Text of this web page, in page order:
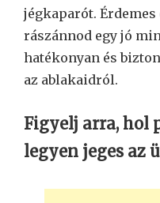
jégkaparót.
rászánnod egy jó
hatékonyan és
az ablakaidról.
Figyelj arra, hol
legyen jeges az